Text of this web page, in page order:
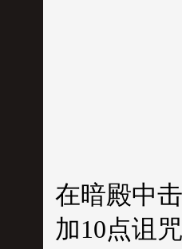
在暗殿中
加10点诅